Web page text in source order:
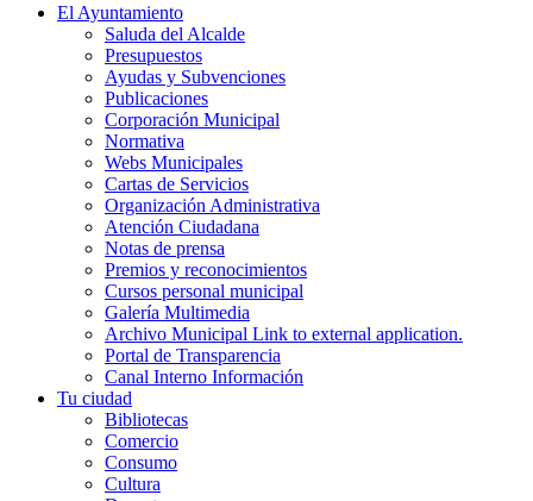
El Ayuntamiento
Saluda del Alcalde
Presupuestos
Ayudas y Subvenciones
Publicaciones
Corporación Municipal
Normativa
Webs Municipales
Cartas de Servicios
Organización Administrativa
Atención Ciudadana
Notas de prensa
Premios y reconocimientos
Cursos personal municipal
Galería Multimedia
Archivo Municipal Link to external application.
Portal de Transparencia
Canal Interno Información
Tu ciudad
Bibliotecas
Comercio
Consumo
Cultura